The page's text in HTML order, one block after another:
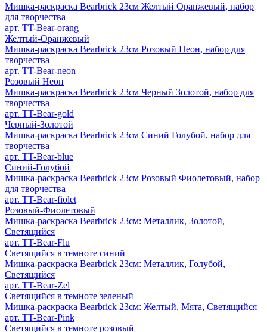
Мишка-раскраска Bearbrick 23см Желтый Оранжевый, набор
для творчества
арт. TT-Bear-orang
Желтый-Оранжевый
Мишка-раскраска Bearbrick 23см Розовый Неон, набор для
творчества
арт. TT-Bear-neon
Розовый Неон
Мишка-раскраска Bearbrick 23см Черный Золотой, набор для
творчества
арт. TT-Bear-gold
Черный-Золотой
Мишка-раскраска Bearbrick 23см Синий Голубой, набор для
творчества
арт. TT-Bear-blue
Синий-Голубой
Мишка-раскраска Bearbrick 23см Розовый Фиолетовый, набор
для творчества
арт. TT-Bear-fiolet
Розовый-Фиолетовый
Мишка-раскраска Bearbrick 23см: Металлик, Золотой,
Светящийся
арт. TT-Bear-Flu
Светящийся в темноте синий
Мишка-раскраска Bearbrick 23см: Металлик, Голубой,
Светящийся
арт. TT-Bear-Zel
Светящийся в темноте зеленый
Мишка-раскраска Bearbrick 23см: Желтый, Мята, Светящийся
арт. TT-Bear-Pink
Светящийся в темноте розовый